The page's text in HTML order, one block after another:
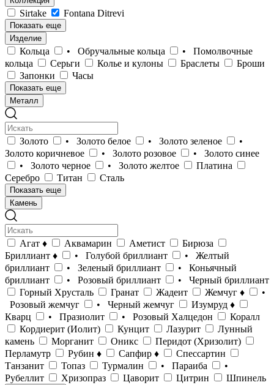
Sirtake Fontana Ditrevi
Показать еще
Изделие
Кольца • Обручальные кольца
• Помолвочные
кольца
Серьги Колье и кулоны Браслеты
Броши
Запонки
Часы
Показать еще
Металл
Золото • Золото белое • Золото зеленое
•
Золото коричневое
• Золото розовое
• Золото синее
• Золото черное
• Золото желтое
Платина
Серебро
Титан Сталь
Показать еще
Камень
Агат ♦ Аквамарин Аметист
Бирюза
Бриллиант ♦
• Голубой бриллиант
• Желтый
бриллиант
• Зеленый бриллиант
• Коньячный
бриллиант
• Розовый бриллиант
• Черный бриллиант
Горный Хрусталь
Гранат Жадеит Жемчуг ♦
•
Розовый жемчуг
• Черный жемчуг
Изумруд ♦
Кварц
• Празиолит • Розовый Халцедон
Коралл
Кордиерит (Иолит)
Кунцит Лазурит
Лунный
камень
Морганит Оникс
Перидот (Хризолит)
Перламутр
Рубин ♦ Сапфир ♦
Спессартин
Танзанит
Топаз Турмалин • Параиба
•
Рубеллит
Хризопраз Цаворит Цитрин Шпинель